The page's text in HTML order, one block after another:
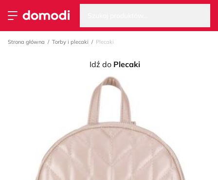
Przełącz menu
Strona główna
Strona główna Torby i plecaki Plecaki
Idź do Plecaki